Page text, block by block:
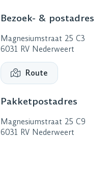
Bezoek- & postadres
Magnesiumstraat 25 C3
6031 RV Nederweert
Route
Pakketpostadres
Magnesiumstraat 25 C9
6031 RV Nederweert